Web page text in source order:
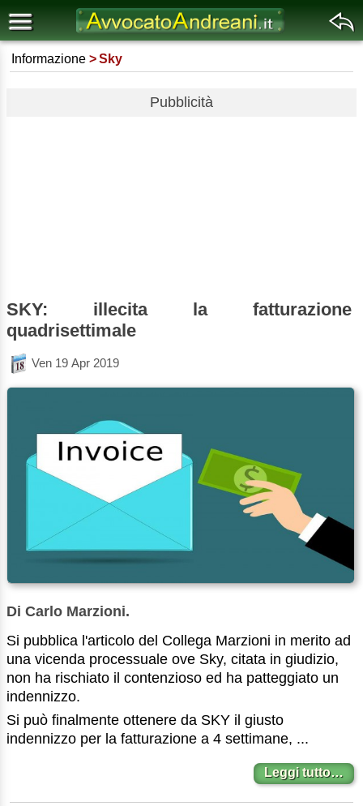
Informazione Sky
Pubblicità
SKY: illecita la fatturazione
quadrisettimale
Ven 19 Apr 2019
Di Carlo Marzioni.
Si pubblica l'articolo del Collega Marzioni in merito ad
una vicenda processuale ove Sky, citata in giudizio,
non ha rischiato il contenzioso ed ha patteggiato un
indennizzo.
Si può finalmente ottenere da SKY il giusto
indennizzo per la fatturazione a 4 settimane, ...
Leggi tutto…